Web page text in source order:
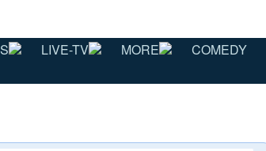
LIVE-TV MORE COMEDY